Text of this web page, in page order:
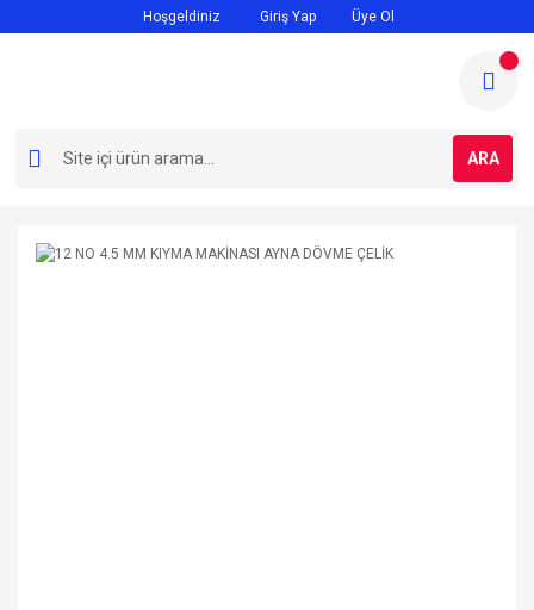
Hoşgeldiniz Giriş Yap Üye Ol
ARA